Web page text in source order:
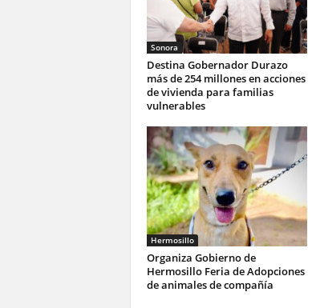
Sonora
Destina Gobernador Durazo
más de 254 millones en acciones
de vivienda para familias
vulnerables
Hermosillo
Organiza Gobierno de
Hermosillo Feria de Adopciones
de animales de compañía